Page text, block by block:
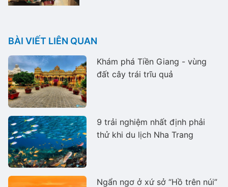
BÀI VIẾT LIÊN QUAN
Khám phá Tiền Giang - vùng
đất cây trái trĩu quả
9 trải nghiệm nhất định phải
thử khi du lịch Nha Trang
Ngẩn ngơ ở xứ sở “Hồ trên núi”